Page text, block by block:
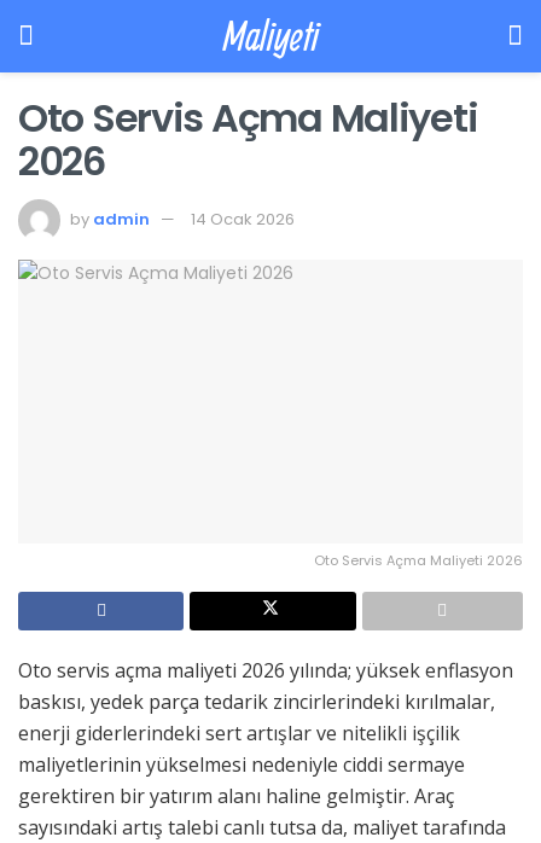
Maliyeti
Oto Servis Açma Maliyeti
2026
by admin 14 Ocak 2026
Oto Servis Açma Maliyeti 2026
Oto servis açma maliyeti 2026 yılında; yüksek enflasyon
baskısı, yedek parça tedarik zincirlerindeki kırılmalar,
enerji giderlerindeki sert artışlar ve nitelikli işçilik
maliyetlerinin yükselmesi nedeniyle ciddi sermaye
gerektiren bir yatırım alanı haline gelmiştir. Araç
sayısındaki artış talebi canlı tutsa da, maliyet tarafında